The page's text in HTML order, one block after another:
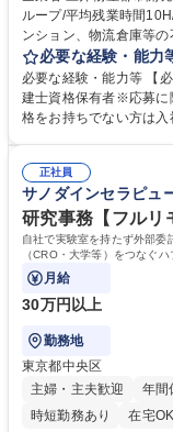
ループ/平均残業時間10H/完全週休2日 仕事の
ンション、物流倉庫等
貸運営、売却、仲介・
いただきます。 【詳細】・契約書管理、契約書製本、捺印対応、ファイリ
ング、登記簿取得、調
求・支払データ登録、
の他に担当頂く業務が発生する場合
業務職/三井物産グルー
必要な経験・能力
必要な経験・能力等 【
建士資格保有者※応募に
格をお持ちでない方は
ション力がある方。 ・
方。多様な関係者と謙虚
ール管理が出来る方。※
へのジョブローテーションの可能
院 大学 語学力： 資格
正社員
サノダインセラピュ
研究事務【フルリ
自社で実験室を持たず外部委
（CRO・大学等）をつなぐ
任せします。
月給
30万円以上
勤務地
東京都中央区
主婦・主夫歓迎
年間
時短勤務あり
在宅OK